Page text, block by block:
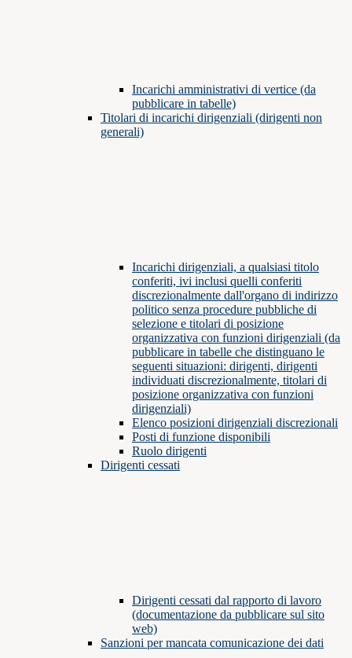
Incarichi amministrativi di vertice (da
pubblicare in tabelle)
Titolari di incarichi dirigenziali (dirigenti non
generali)
Incarichi dirigenziali, a qualsiasi titolo
conferiti, ivi inclusi quelli conferiti
discrezionalmente dall'organo di indirizzo
politico senza procedure pubbliche di
selezione e titolari di posizione
organizzativa con funzioni dirigenziali (da
pubblicare in tabelle che distinguano le
seguenti situazioni: dirigenti, dirigenti
individuati discrezionalmente, titolari di
posizione organizzativa con funzioni
dirigenziali)
Elenco posizioni dirigenziali discrezionali
Posti di funzione disponibili
Ruolo dirigenti
Dirigenti cessati
Dirigenti cessati dal rapporto di lavoro
(documentazione da pubblicare sul sito
web)
Sanzioni per mancata comunicazione dei dati